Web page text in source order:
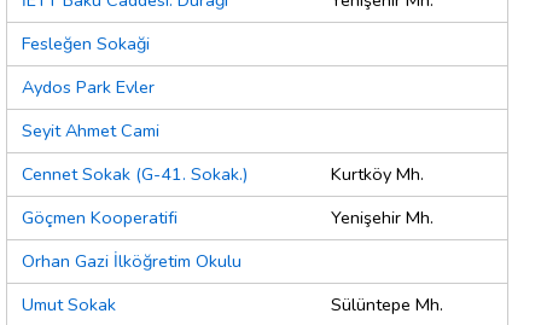
Fesleğen Sokaği
Aydos Park Evler
Seyit Ahmet Cami
Cennet Sokak (G-41. Sokak.)
Kurtköy Mh.
Göçmen Kooperatifi
Yenişehir Mh.
Orhan Gazi İlköğretim Okulu
Umut Sokak
Sülüntepe Mh.